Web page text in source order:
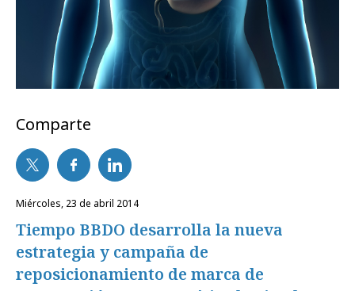
Comparte
miércoles, 23 de abril 2014
Tiempo BBDO desarrolla la nueva
estrategia y campaña de
reposicionamiento de marca de